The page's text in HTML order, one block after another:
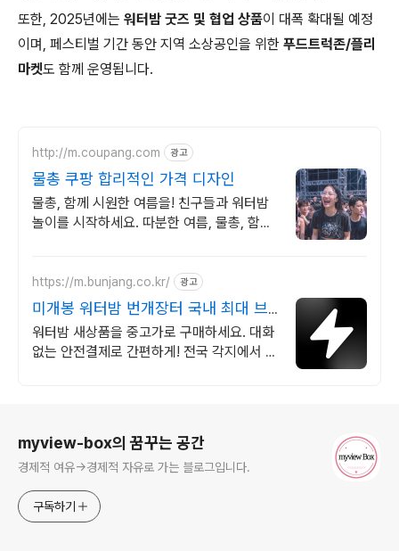
또한, 2025년에는 워터밤 굿즈 및 협업 상품이 대폭 확대될 예정
이며, 페스티벌 기간 동안 지역 소상공인을 위한 푸드트럭존/플리
마켓도 함께 운영됩니다.
http://m.coupang.com 광고
물총 쿠팡 합리적인 가격 디자인
물총, 함께 시원한 여름을! 친구들과 워터밤
놀이를 시작하세요. 따분한 여름, 물총, 함께
https://m.bunjang.co.kr/ 광고
미개봉 워터밤 번개장터 국내 최대 브
랜드 중고거래
워터밤 새상품을 중고가로 구매하세요. 대화
없는 안전결제로 간편하게! 전국 각지에서 올
myview-box의 꿈꾸는 공간
경제적 여유->경제적 자유로 가는 블로그입니다.
구독하기